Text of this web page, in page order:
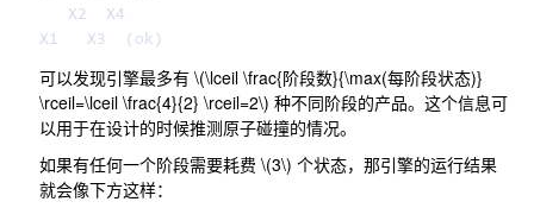
可以发现引擎最多有 \(\lceil \frac{阶段数}{\max(每阶段状态)}
\rceil=\lceil \frac{4}{2} \rceil=2\) 种不同阶段的产品。这个信息可
以用于在设计的时候推测原子碰撞的情况。
如果有任何一个阶段需要耗费 \(3\) 个状态，那引擎的运行结果
就会像下方这样：